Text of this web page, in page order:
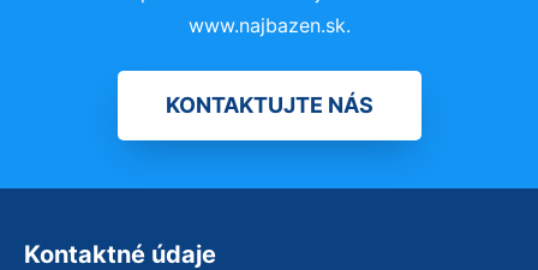
www.najbazen.sk.
KONTAKTUJTE NÁS
Kontaktné údaje